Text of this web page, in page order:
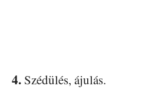
4. Szédülés, ájulás.